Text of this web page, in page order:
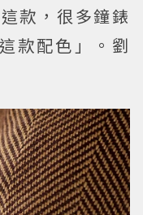
款，很多鐘錶
款配色」。劉